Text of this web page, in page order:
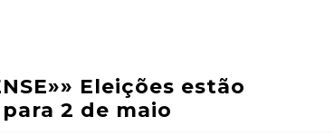
Eleições estão
2 de maio